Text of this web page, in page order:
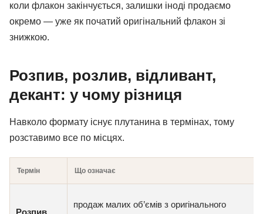
коли флакон закінчується, залишки іноді продаємо
окремо — уже як початий оригінальний флакон зі
знижкою.
Розпив, розлив, відливант,
декант: у чому різниця
Навколо формату існує плутанина в термінах, тому
розставимо все по місцях.
Термін Що означає
продаж малих об’ємів з оригінального